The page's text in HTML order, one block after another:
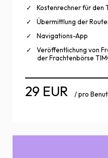
Kostenrechner für den
Übermittlung der
Navigations-App
Veröffentlichung von
der Frachtenbörse
29 EUR / pro